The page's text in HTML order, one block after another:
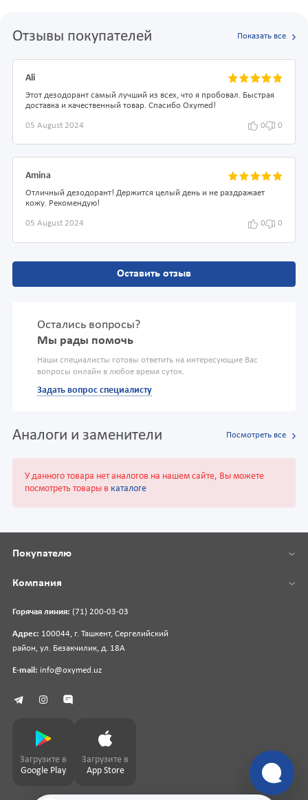
Отзывы покупателей Показать все
Ali
Этот дезодорант самый лучший из всех, что я пробовал. Быстрая
доставка и качественный товар. Спасибо Oxymed!
05 August 2024 0 0
Amina
Отличный дезодорант! Держится целый день и не раздражает
кожу. Рекомендую!
05 August 2024 0 0
Оставить отзыв
Остались вопросы?
Мы рады помочь
Наши специалисты готовы ответить на интересующие Вас
вопросы онлайн в любое время суток.
Задать вопрос специалисту
Аналоги и заменители Посмотреть все
У данного товара нет аналогов на нашем сайте, Вы можете
посмотреть товары в каталоге
Горячая линия: (71) 200-03-03
Адрес: 100044, г. Ташкент, Сергелийский
район, ул. Безакчилик, д. 18А
E-mail: info@oxymed.uz
Покупателю
Компания
Загрузите в
Google Play
Загрузите в
App Store